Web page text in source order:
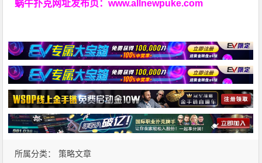
蜗牛扑克网址发布页：www.allnewpuke.com
所属分类： 策略文章